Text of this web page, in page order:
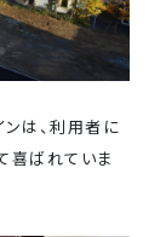
は、利用者に
喜ばれていま